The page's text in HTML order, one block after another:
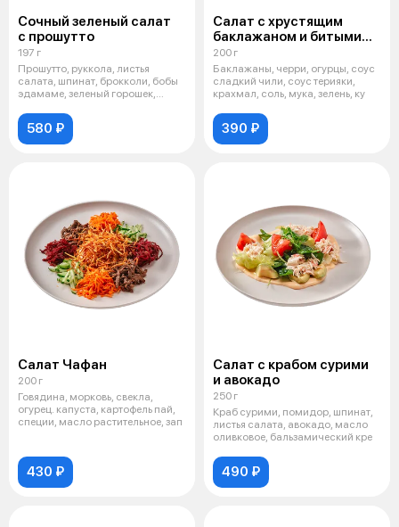
Сочный зеленый салат
с прошутто
197 г
Прошутто, руккола, листья
салата, шпинат, брокколи, бобы
эдамаме, зеленый горошек,
580 ₽
Салат с хрустящим
баклажаном и битыми
огурцами
200 г
Баклажаны, черри, огурцы, соус
сладкий чили, соус терияки,
крахмал, соль, мука, зелень, ку
390 ₽
Салат Чафан
200 г
Говядина, морковь, свекла,
огурец. капуста, картофель пай,
специи, масло растительное, зап
430 ₽
Салат с крабом сурими
и авокадо
250 г
Краб сурими, помидор, шпинат,
листья салата, авокадо, масло
оливковое, бальзамический кре
490 ₽